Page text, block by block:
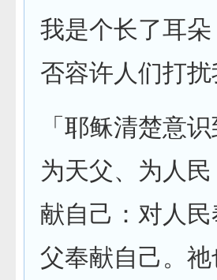
我是个长了耳
否容许人们打扰
「耶稣清楚意
为天父、为人
献自己：对人
父奉献自己。